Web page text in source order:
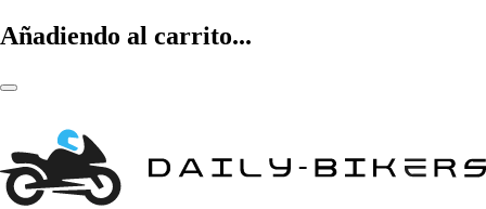
Añadiendo al carrito...